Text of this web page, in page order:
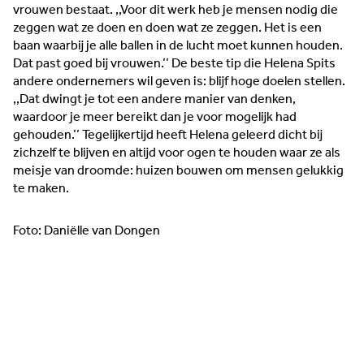
vrouwen bestaat. ,,Voor dit werk heb je mensen nodig die
zeggen wat ze doen en doen wat ze zeggen. Het is een
baan waarbij je alle ballen in de lucht moet kunnen houden.
Dat past goed bij vrouwen.’’ De beste tip die Helena Spits
andere ondernemers wil geven is: blijf hoge doelen stellen.
,,Dat dwingt je tot een andere manier van denken,
waardoor je meer bereikt dan je voor mogelijk had
gehouden.’’ Tegelijkertijd heeft Helena geleerd dicht bij
zichzelf te blijven en altijd voor ogen te houden waar ze als
meisje van droomde: huizen bouwen om mensen gelukkig
te maken.
Foto: Daniëlle van Dongen
Lees meer →